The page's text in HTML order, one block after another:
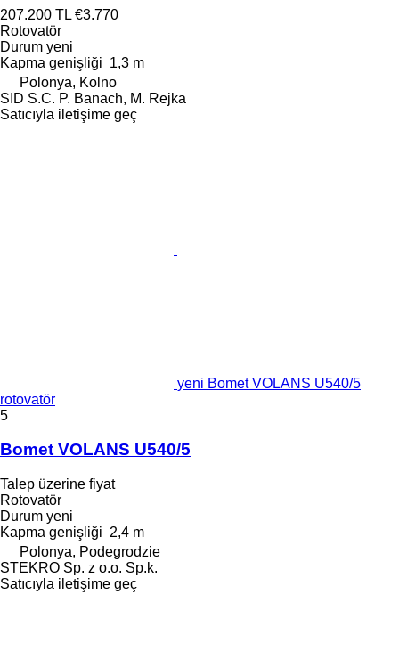
207.200 TL €3.770
Rotovatör
Durum yeni
Kapma genişliği 1,3 m
Polonya, Kolno
SID S.C. P. Banach, M. Rejka
Satıcıyla iletişime geç
yeni Bomet VOLANS U540/5
rotovatör
5
Bomet VOLANS U540/5
Talep üzerine fiyat
Rotovatör
Durum yeni
Kapma genişliği 2,4 m
Polonya, Podegrodzie
STEKRO Sp. z o.o. Sp.k.
Satıcıyla iletişime geç